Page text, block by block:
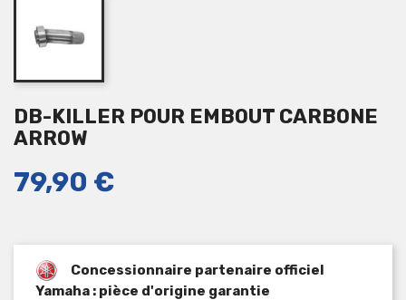
DB-KILLER POUR EMBOUT CARBONE
ARROW
79,90 €
Concessionnaire partenaire officiel
Yamaha : pièce d'origine garantie